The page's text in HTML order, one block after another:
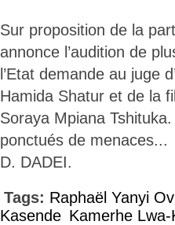
Sur proposition de la
annonce l’audition de
l’Etat demande au juge
Hamida Shatur et de la
Soraya Mpiana
ponctués de menaces...
D. DADEI.
Tags: Raphaël Yanyi
Kasende Kamerhe Lwa-